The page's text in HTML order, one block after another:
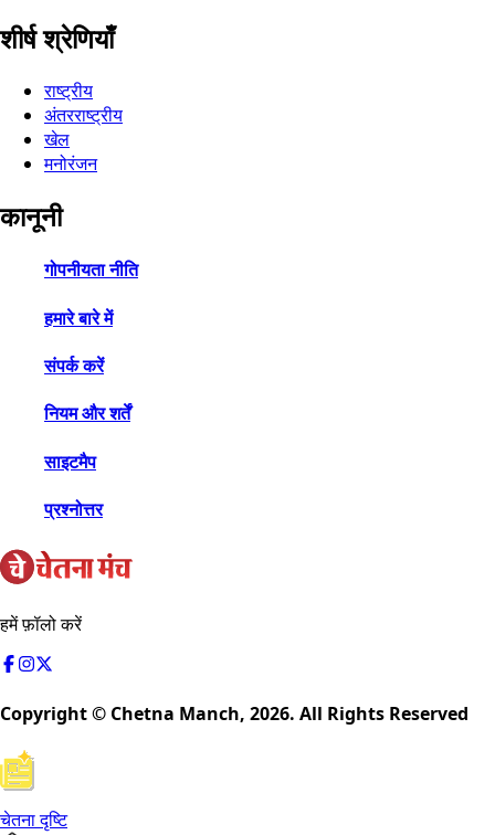
शीर्ष श्रेणियाँ
राष्ट्रीय
अंतरराष्ट्रीय
खेल
मनोरंजन
कानूनी
गोपनीयता नीति
हमारे बारे में
संपर्क करें
नियम और शर्तें
साइटमैप
प्रश्नोत्तर
हमें फ़ॉलो करें
Copyright © Chetna Manch, 2026. All Rights Reserved
चेतना दृष्टि